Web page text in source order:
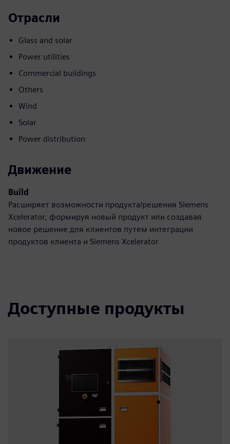
Отрасли
Glass and solar
Power utilities
Commercial buildings
Others
Wind
Solar
Power distribution
Движение
Build
Расширяет возможности продукта/решения Siemens
Xcelerator, формируя новый продукт или создавая
новое решение для клиентов путем интеграции
продуктов клиента и Siemens Xcelerator
Доступные продукты